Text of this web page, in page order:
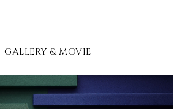
GALLERY & MOVIE